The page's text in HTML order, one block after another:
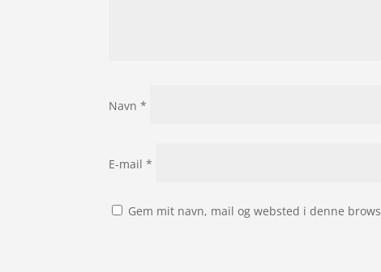
Navn*
E-mail*
Gem mit navn, mail og websted i denne